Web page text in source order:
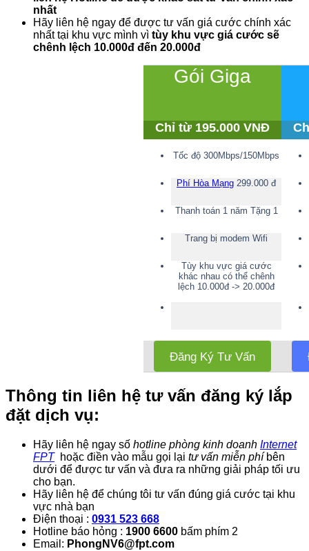
nhất
Hãy liên hệ ngay để được tư vấn giá cước chính xác
nhất tại khu vực mình vì tùy khu vực giá cước sẽ
chênh lệch 10.000đ đến 20.000đ
Gói Giga
Chỉ từ 195.000 VNĐ
Tốc độ 300Mbps/150Mbps
Phí Hòa Mạng 299.000 đ
Thanh toán 1 năm Tặng 1
Trang bị modem Wifi
Tùy khu vực giá cước
khác nhau có thể chênh
lệch 10.000đ -> 20.000đ
Đăng Ký Tư Vấn
Thông tin liên hệ tư vấn đăng ký lắp
đặt dịch vụ:
Hãy liên hệ ngay số hotline phòng kinh doanh Internet
FPT hoặc điền vào mẫu gọi lại tư vấn miễn phíbên
dưới để được tư vấn và đưa ra những giải pháp tối ưu
cho bạn.
Hãy liên hệ để chúng tôi tư vấn đúng giá cước tại khu
vực nhà bạn
Điện thoại : 0931 523 668
Hotline báo hỏng : 1900 6600 bấm phím 2
Email: PhongNV6@fpt.com